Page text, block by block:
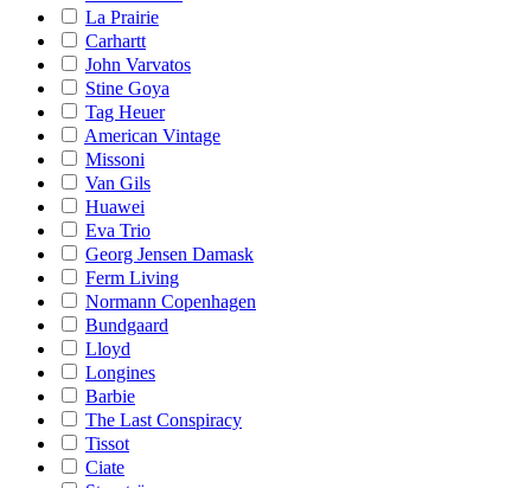
La Prairie
Carhartt
John Varvatos
Stine Goya
Tag Heuer
American Vintage
Missoni
Van Gils
Huawei
Eva Trio
Georg Jensen Damask
Ferm Living
Normann Copenhagen
Bundgaard
Lloyd
Longines
Barbie
The Last Conspiracy
Tissot
Ciate